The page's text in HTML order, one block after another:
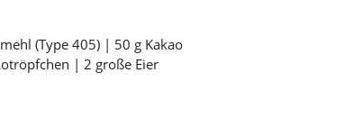
(Type 405) | 50 g Kakao
| 2 große Eier